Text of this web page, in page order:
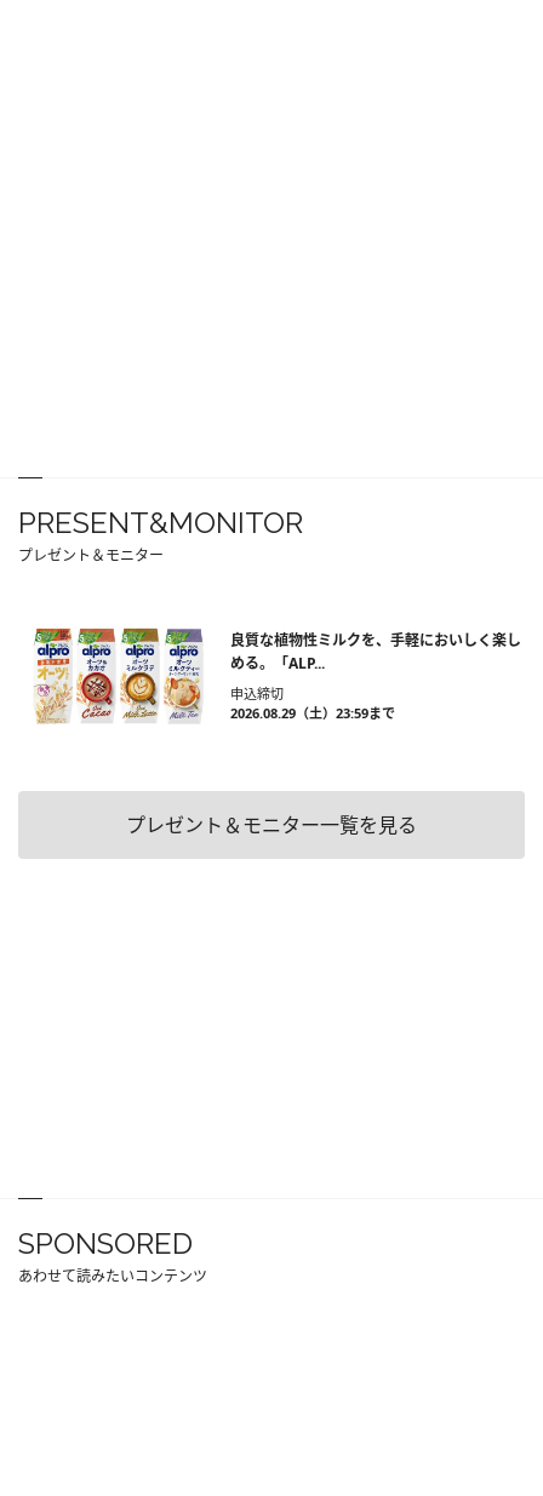
PRESENT&MONITOR
プレゼント＆モニター
良質な植物性ミルクを、手軽においしく楽し
める。「ALP...
申込締切
2026.08.29（土）23:59まで
プレゼント＆モニター一覧を見る
SPONSORED
あわせて読みたいコンテンツ